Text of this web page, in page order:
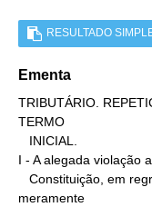
RESULTADO
Ementa
TRIBUTÁRIO.
TERMO
I - A alegada violação
meramente